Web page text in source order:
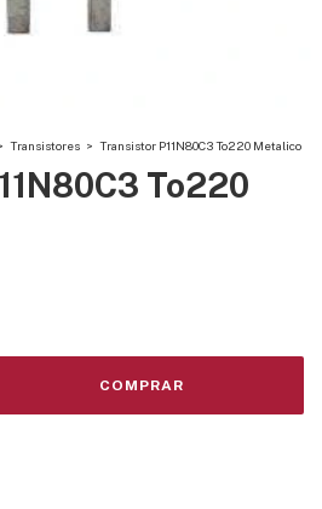
Transistores > Transistor P11N80C3 To220 Metalico
To220